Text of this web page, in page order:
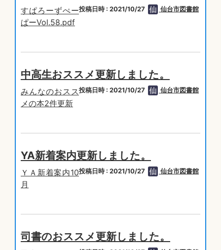
投稿日時 : 2021/10/27 仙台市図書館
すぱろーずぺー
ぱーVol.58.pdf
中高生おススメ更新しました。
投稿日時 : 2021/10/27 仙台市図書館
みんなのおスス
メの本2件更新
YA新着案内更新しました。
投稿日時 : 2021/10/27 仙台市図書館
ＹＡ新着案内10
月
司書のおススメ更新しました。